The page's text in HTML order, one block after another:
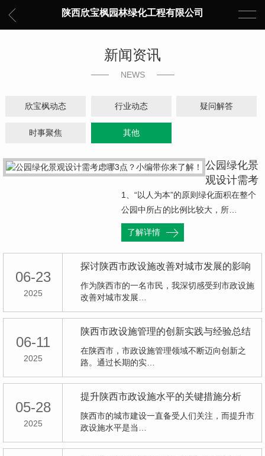
陕西欣宝枫园林绿化工程有限公司
新闻资讯
NEWS
欣宝枫动态 行业动态 疑问解答
时事聚焦 其他
公园绿化景
观设计需考
虑哪3点？
小编带你来
1、“以人为本”的原则绿化面积在整个
公园中所占的比例比较大，所…
了解详情
06-23
2025
探讨陕西市政设施改善对城市发展的影响
作为陕西市的一名市民，我深切感受到市政设施
改善对城市发展…
06-11
2025
陕西市政设施管理的创新实践与经验总结
在陕西市，市政设施管理领域不断迈向创新之
路。通过长期的实…
05-28
2025
提升陕西市政设施水平的关键措施分析
陕西市的城市建设一直备受人们关注，而提升市
政设施水平是当…